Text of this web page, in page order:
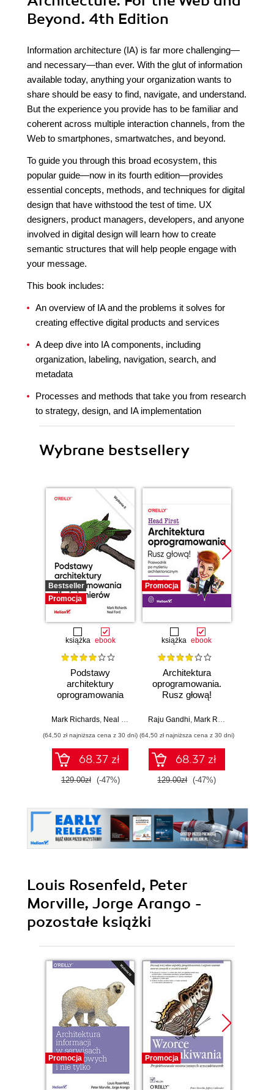
Beyond. 4th Edition
Information architecture (IA) is far more challenging—
and necessary—than ever. With the glut of information
available today, anything your organization wants to
share should be easy to find, navigate, and understand.
But the experience you provide has to be familiar and
coherent across multiple interaction channels, from the
Web to smartphones, smartwatches, and beyond.
To guide you through this broad ecosystem, this
popular guide—now in its fourth edition—provides
essential concepts, methods, and techniques for digital
design that have withstood the test of time. UX
designers, product managers, developers, and anyone
involved in digital design will learn how to create
semantic structures that will help people engage with
your message.
This book includes:
An overview of IA and the problems it solves for
creating effective digital products and services
A deep dive into IA components, including
organization, labeling, navigation, search, and
metadata
Processes and methods that take you from research
to strategy, design, and IA implementation
Wybrane bestsellery
Bestseller
Promocja
książka ebook
Podstawy
architektury
oprogramowania
Wydanie II
Mark Richards, Neal Ford
(64,50 zł najniższa cena z 30 dni)
68.37 zł
129.00zł (-47%)
Promocja
książka ebook
Architektura
oprogramowania.
Rusz głową!
myśleniu
Raju Gandhi, Mark Richards
(64,50 zł najniższa cena z 30 dni)
68.37 zł
129.00zł (-47%)
Louis Rosenfeld, Peter
Morville, Jorge Arango -
pozostałe książki
Promocja Promocja